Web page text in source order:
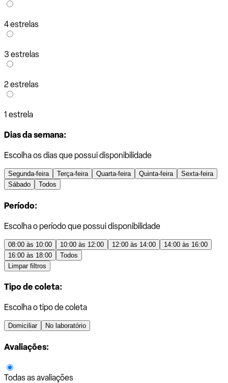
4 estrelas
3 estrelas
2 estrelas
1 estrela
Dias da semana:
Escolha os dias que possui disponibilidade
Segunda-feira Terça-feira Quarta-feira Quinta-feira
Sexta-feira
Sábado
Todos
Período:
Escolha o período que possui disponibilidade
08:00 às 10:00 10:00 às 12:00 12:00 às 14:00
14:00 às 16:00
16:00 às 18:00
Todos
Limpar filtros
Tipo de coleta:
Escolha o tipo de coleta
Domiciliar No laboratório
Avaliações:
Todas as avaliações